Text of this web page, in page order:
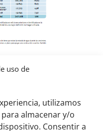
uso de
utilizamos
almacenar y/o
Consentir a
y
del Paraná
5,18 MB)